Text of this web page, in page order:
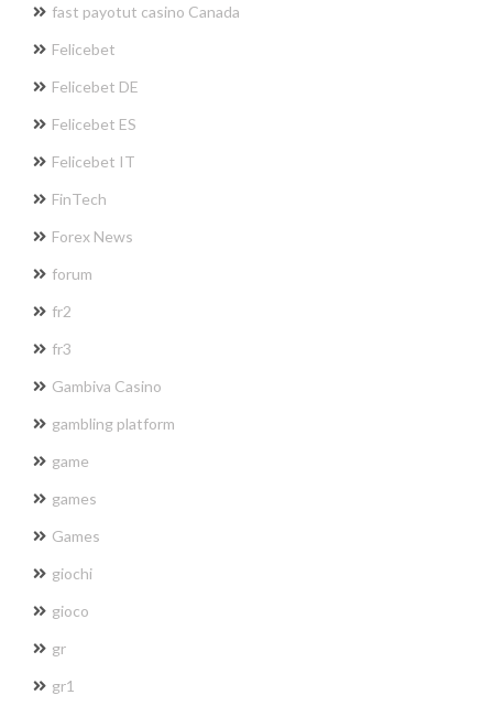
fast payotut casino Canada
Felicebet
Felicebet DE
Felicebet ES
Felicebet IT
FinTech
Forex News
forum
fr2
fr3
Gambiva Casino
gambling platform
game
games
Games
giochi
gioco
gr
gr1